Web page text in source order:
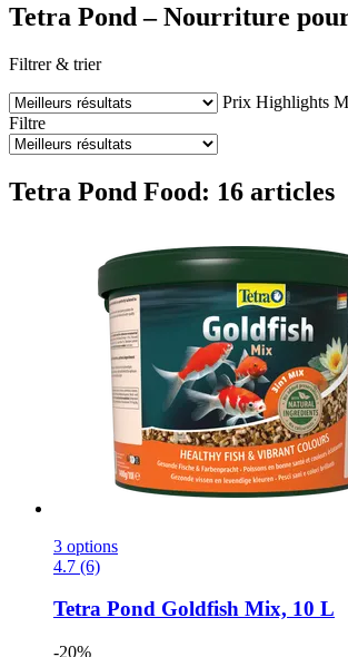
Tetra Pond – Nourriture
Filtrer & trier
Prix Highlights
Filtre
Tetra Pond Food: 16 articles
3 options
4.7 (6)
Tetra Pond Goldfish Mix, 10 L
-20%